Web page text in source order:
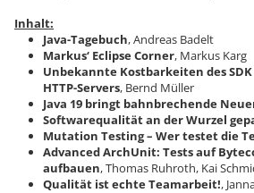
Inhalt:
Java-Tagebuch, Andreas Badelt
Markus‘ Eclipse Corner, Markus Karg
Unbekannte Kostbarkeiten des
HTTP-Servers, Bernd Müller
Java 19 bringt bahnbrechende
Softwarequalität an der Wurzel
Mutation Testing – Wer testet die
Advanced ArchUnit: Tests auf
aufbauen, Thomas Ruhroth, Kai
Qualität ist echte Teamarbeit!,